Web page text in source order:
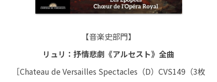
【音楽史部門】
リュリ：抒情悲劇《アルセスト》全曲
［Chateau de Versailles Spectacles（D）CVS149（3枚